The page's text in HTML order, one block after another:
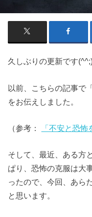
久しぶりの更新です
以前、こちらの記事で
をお伝えしました。
（参考： 「不安と恐
そして、最近、ある方
ぱり、恐怖の克服は大
ったので、今回、あら
と思います。